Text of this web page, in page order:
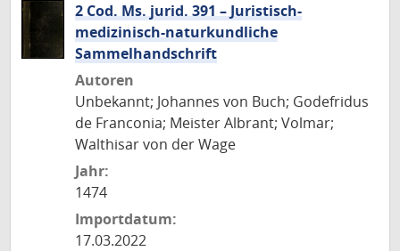
2 Cod. Ms. jurid. 391 – Juristisch-
medizinisch-naturkundliche
Sammelhandschrift
Autoren
Unbekannt; Johannes von Buch; Godefridus
de Franconia; Meister Albrant; Volmar;
Walthisar von der Wage
Jahr:
1474
Importdatum:
17.03.2022